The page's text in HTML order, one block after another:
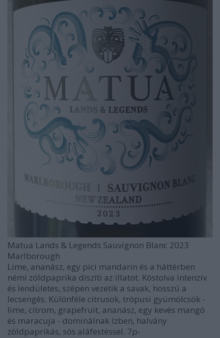
Matua Lands & Legends Sauvignon Blanc 2023
Marlborough
Lime, ananász, egy pici mandarin és a háttérben
némi zöldpaprika díszíti az illatot. Kóstolva intenzív
és lendületes, szépen vezetik a savak, hosszú a
lecsengés. Különféle citrusok, trópusi gyümölcsök -
lime, citrom, grapefruit, ananász, egy kevés mangó
és maracuja - dominálnak ízben, halvány
zöldpaprikás, sós aláfestéssel. 7p-